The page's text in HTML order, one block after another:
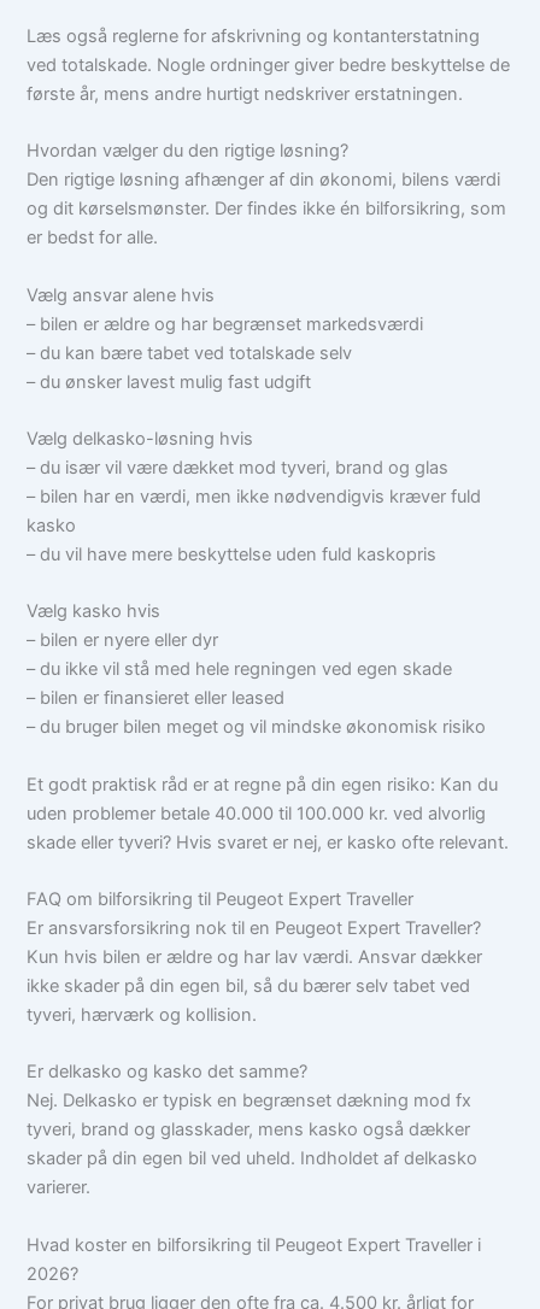
Læs også reglerne for afskrivning og kontanterstatning
ved totalskade. Nogle ordninger giver bedre beskyttelse de
første år, mens andre hurtigt nedskriver erstatningen.
Hvordan vælger du den rigtige løsning?
Den rigtige løsning afhænger af din økonomi, bilens værdi
og dit kørselsmønster. Der findes ikke én bilforsikring, som
er bedst for alle.
Vælg ansvar alene hvis
– bilen er ældre og har begrænset markedsværdi
– du kan bære tabet ved totalskade selv
– du ønsker lavest mulig fast udgift
Vælg delkasko-løsning hvis
– du især vil være dækket mod tyveri, brand og glas
– bilen har en værdi, men ikke nødvendigvis kræver fuld
kasko
– du vil have mere beskyttelse uden fuld kaskopris
Vælg kasko hvis
– bilen er nyere eller dyr
– du ikke vil stå med hele regningen ved egen skade
– bilen er finansieret eller leased
– du bruger bilen meget og vil mindske økonomisk risiko
Et godt praktisk råd er at regne på din egen risiko: Kan du
uden problemer betale 40.000 til 100.000 kr. ved alvorlig
skade eller tyveri? Hvis svaret er nej, er kasko ofte relevant.
FAQ om bilforsikring til Peugeot Expert Traveller
Er ansvarsforsikring nok til en Peugeot Expert Traveller?
Kun hvis bilen er ældre og har lav værdi. Ansvar dækker
ikke skader på din egen bil, så du bærer selv tabet ved
tyveri, hærværk og kollision.
Er delkasko og kasko det samme?
Nej. Delkasko er typisk en begrænset dækning mod fx
tyveri, brand og glasskader, mens kasko også dækker
skader på din egen bil ved uheld. Indholdet af delkasko
varierer.
Hvad koster en bilforsikring til Peugeot Expert Traveller i
2026?
For privat brug ligger den ofte fra ca. 4.500 kr. årligt for